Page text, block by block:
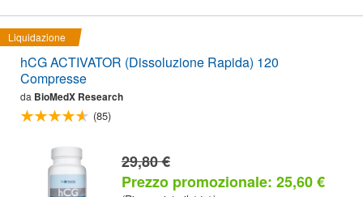
Liquidazione
hCG ACTIVATOR (Dissoluzione Rapida) 120
Compresse
da BioMedX Research
(85)
29,80 €
Prezzo promozionale: 25,60 €